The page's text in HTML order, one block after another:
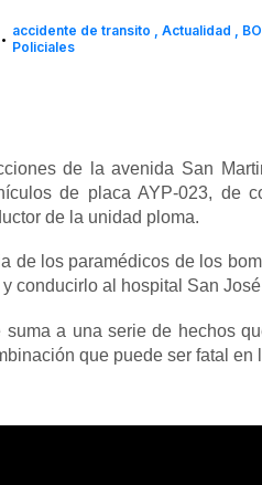
• accidente de transito Actualidad
Policiales
de la avenida San
de placa AYP-023, de
de la unidad ploma.
de los paramédicos de los
conducirlo al hospital San
suma a una serie de hechos
que puede ser fatal en